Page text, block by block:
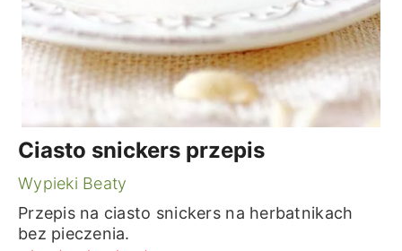
Ciasto snickers przepis
Wypieki Beaty
Przepis na ciasto snickers na herbatnikach
bez pieczenia.